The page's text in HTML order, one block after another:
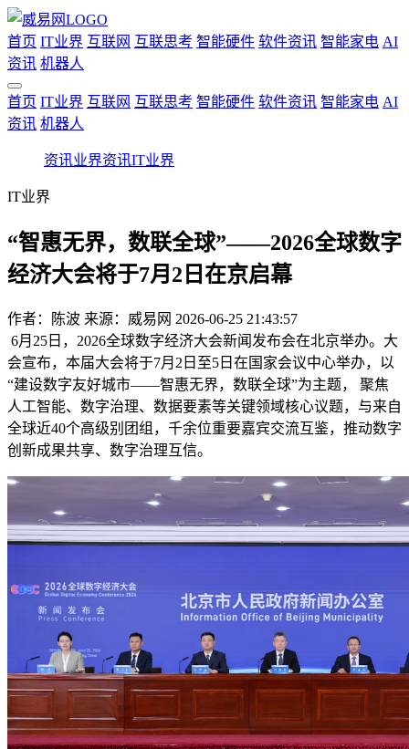
首页 IT业界 互联网 互联思考 智能硬件 软件资讯 智能家电 AI
资讯 机器人
首页 IT业界 互联网 互联思考 智能硬件 软件资讯 智能家电 AI
资讯 机器人
资讯业界资讯IT业界
IT业界
“智惠无界，数联全球”——2026全球数字
经济大会将于7月2日在京启幕
作者： 陈波 来源：威易网 2026-06-25 21:43:57
6月25日，2026全球数字经济大会新闻发布会在北京举办。大
会宣布，本届大会将于7月2日至5日在国家会议中心举办，以
“建设数字友好城市——智惠无界，数联全球”为主题， 聚焦
人工智能、数字治理、数据要素等关键领域核心议题，与来自
全球近40个高级别团组，千余位重要嘉宾交流互鉴，推动数字
创新成果共享、数字治理互信。